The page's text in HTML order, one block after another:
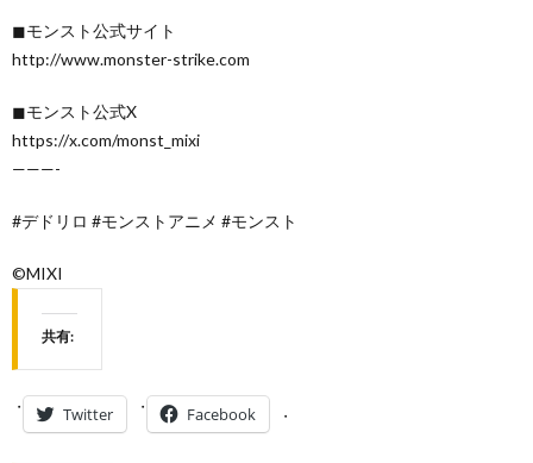
◼︎モンスト公式サイト
http://www.monster-strike.com
◼︎モンスト公式X
https://x.com/monst_mixi
———-
#デドリロ #モンストアニメ #モンスト
©MIXI
共有:
Twitter Facebook